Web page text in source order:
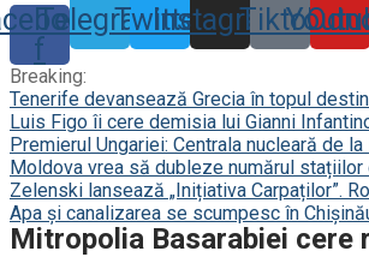
f
TelegramTwitter
Instagram
Tiktok
Breaking:
Tenerife devansează Grecia în topul
Luis Figo îi cere demisia lui Gianni
Premierul Ungariei: Centrala nucleară de
Moldova vrea să dubleze numărul
Zelenski lansează „Inițiativa Carpaților”.
Apa și canalizarea se scumpesc în
Mitropolia Basarabiei cere